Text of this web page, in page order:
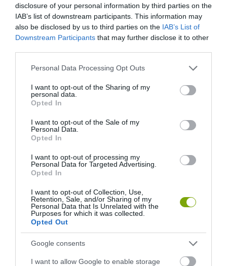
disclosure of your personal information by third parties on the
IAB’s list of downstream participants. This information may
also be disclosed by us to third parties on the IAB’s List of
Downstream Participants that may further disclose it to other
Please note that this website/app uses one or more Google
not limited to your visit or usage behaviour. You may click to
grant or deny consent to Google and its third-party tags to
use your data for below specified purposes in below Google
consent section.
Personal Data Processing Opt Outs
I want to opt-out of the Sharing of my
personal data.
Opted In
I want to opt-out of the Sale of my
Personal Data.
Opted In
I want to opt-out of processing my
Personal Data for Targeted Advertising.
Opted In
I want to opt-out of Collection, Use,
Retention, Sale, and/or Sharing of my
Personal Data that Is Unrelated with the
Purposes for which it was collected.
Opted Out
Google consents
I want to allow Google to enable storage
A KOALA EVOLÚCIÓS MÚLTJA
SOKKAL DRÁMAIBB, MINT A
SUGALLJA
2026-08-07
A KORALLZÁTONY NEM CSAK
SZÍNES HALAKBÓL ÁLL: MOST
HŐKUPOLA MAGYARORSZÁG
FELETT: MI EZ A LÁTHATATLAN
FEDŐ, ÉS MI TÖRTÉNIK
ALATTA A TERMÉSZETTEL?
2026-08-03
NEM CSAK A RITKASÁGOK
HÉTKÖZNAPI MADARAK ÉS
PILLANGÓK CSENDES
ELTŰNÉSE A NAGYOBB